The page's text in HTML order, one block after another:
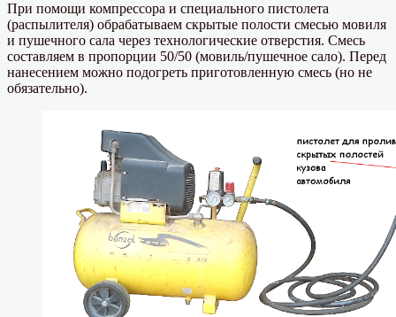
При помощи компрессора и специального пистолета
(распылителя) обрабатываем скрытые полости смесью мовиля
и пушечного сала через технологические отверстия. Смесь
составляем в пропорции 50/50 (мовиль/пушечное сало). Перед
нанесением можно подогреть приготовленную смесь (но не
обязательно).